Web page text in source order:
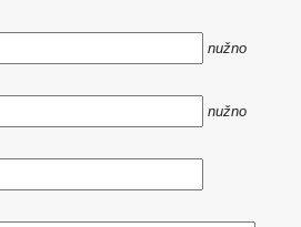
nužno
nužno